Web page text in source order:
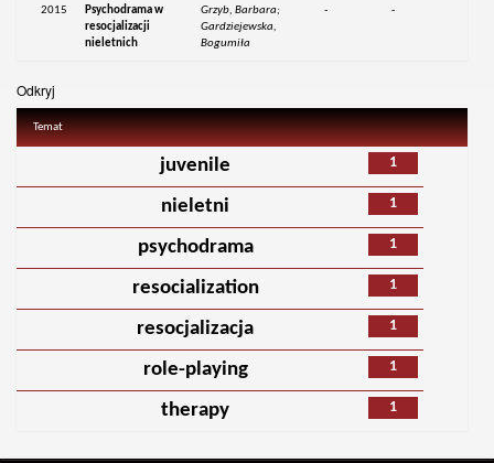
2015
Psychodrama w
resocjalizacji
nieletnich
Grzyb, Barbara;
Gardziejewska,
Bogumiła
- -
Odkryj
Temat
1
juvenile
1
nieletni
1
psychodrama
1
resocialization
1
resocjalizacja
1
role-playing
1
therapy